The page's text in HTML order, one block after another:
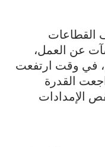
القطاعات
عن العمل،
في وقت ارتفعت
القدرة
الإمدادات